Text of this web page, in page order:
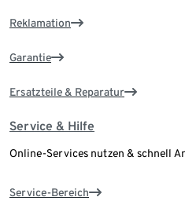
Reklamation
Garantie
Ersatzteile & Reparatur
Service & Hilfe
Online-Services nutzen & schnell
Service-Bereich